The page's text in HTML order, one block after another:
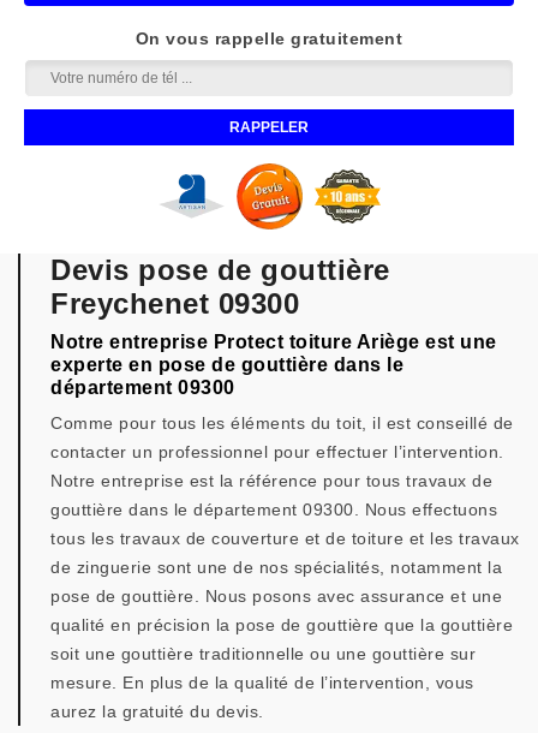
On vous rappelle gratuitement
Devis pose de gouttière
Freychenet 09300
Notre entreprise Protect toiture Ariège est une
experte en pose de gouttière dans le
département 09300
Comme pour tous les éléments du toit, il est conseillé de
contacter un professionnel pour effectuer l’intervention.
Notre entreprise est la référence pour tous travaux de
gouttière dans le département 09300. Nous effectuons
tous les travaux de couverture et de toiture et les travaux
de zinguerie sont une de nos spécialités, notamment la
pose de gouttière. Nous posons avec assurance et une
qualité en précision la pose de gouttière que la gouttière
soit une gouttière traditionnelle ou une gouttière sur
mesure. En plus de la qualité de l’intervention, vous
aurez la gratuité du devis.